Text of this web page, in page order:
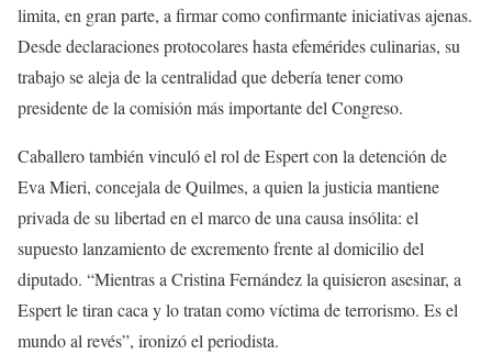
limita, en gran parte, a firmar como confirmante iniciativas ajenas.
Desde declaraciones protocolares hasta efemérides culinarias, su
trabajo se aleja de la centralidad que debería tener como
presidente de la comisión más importante del Congreso.
Caballero también vinculó el rol de Espert con la detención de
Eva Mieri, concejala de Quilmes, a quien la justicia mantiene
privada de su libertad en el marco de una causa insólita: el
supuesto lanzamiento de excremento frente al domicilio del
diputado. “Mientras a Cristina Fernández la quisieron asesinar, a
Espert le tiran caca y lo tratan como víctima de terrorismo. Es el
mundo al revés”, ironizó el periodista.